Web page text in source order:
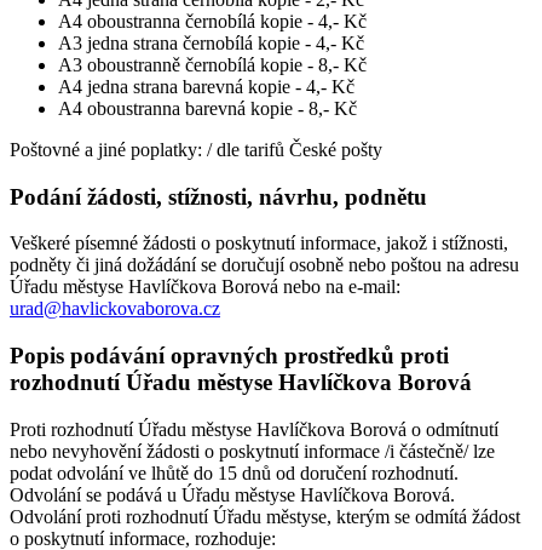
A4 oboustranna černobílá kopie - 4,- Kč
A3 jedna strana černobílá kopie - 4,- Kč
A3 oboustranně černobílá kopie - 8,- Kč
A4 jedna strana barevná kopie - 4,- Kč
A4 oboustranna barevná kopie - 8,- Kč
Poštovné a jiné poplatky: / dle tarifů České pošty
Podání žádosti, stížnosti, návrhu, podnětu
Veškeré písemné žádosti o poskytnutí informace, jakož i stížnosti,
podněty či jiná dožádání se doručují osobně nebo poštou na adresu
Úřadu městyse Havlíčkova Borová nebo na e-mail:
urad@havlickovaborova.cz
Popis podávání opravných prostředků proti
rozhodnutí Úřadu městyse Havlíčkova Borová
Proti rozhodnutí Úřadu městyse Havlíčkova Borová o odmítnutí
nebo nevyhovění žádosti o poskytnutí informace /i částečně/ lze
podat odvolání ve lhůtě do 15 dnů od doručení rozhodnutí.
Odvolání se podává u Úřadu městyse Havlíčkova Borová.
Odvolání proti rozhodnutí Úřadu městyse, kterým se odmítá žádost
o poskytnutí informace, rozhoduje: